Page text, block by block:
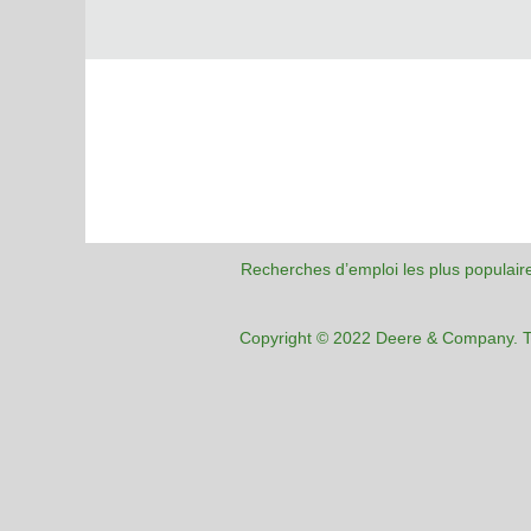
Recherches d’emploi les plus
Copyright © 2022 Deere & Company.